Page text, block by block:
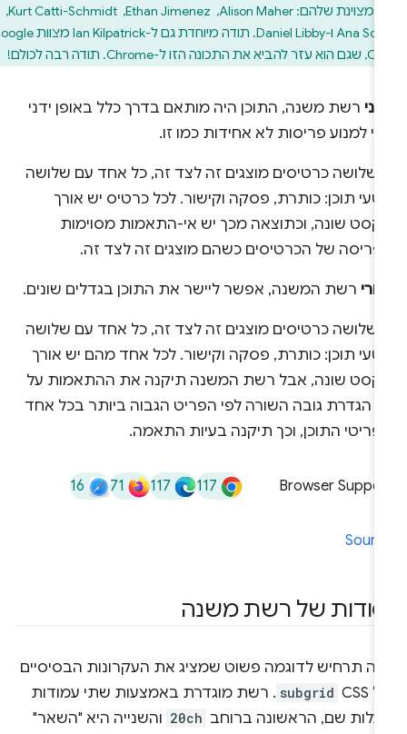
העבודה המצוינת שלהם: Alison Maher, ‏ Ethan Jimenez, ‏ Kurt Catti-Schmidt, ‏
Ana Sollano Kim ו-Daniel Libby. תודה מיוחדת גם ל-Ian Kilpatrick מצוות Google
רשת משנה, התוכן היה מותאם בדרך כלל באופן ידני
למנוע פריסות לא אחידות כמו זו.
רשת המשנה, אפשר ליישר את התוכן בגדלים שונים.
Browser
117
117
71
16
של רשת משנה
תרחיש לדוגמה פשוט שמציג את העקרונות הבסיסיים
subgrid . רשת מוגדרת באמצעות שתי עמודות
שם, הראשונה ברוחב 20ch והשנייה היא "השאר"